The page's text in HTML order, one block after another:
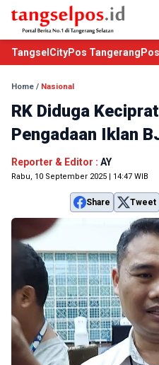
TangselCityPos Tangerang
Home / Nasional
RK Diduga
Pengadaan Iklan
Reporter & Editor : AY
Rabu, 10 September 2025 | 14:47 WIB
Share Tweet